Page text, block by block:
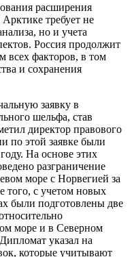
расширения
требует не
но и учета
Россия продолжит
всех факторов, в том
и сохранения
заявку в
шельфа, став
директор правового
по этой заявке были
На основе этих
разграничение
море с Норвегией за
того, с учетом новых
были подготовлены две
море и в Северном
указал на
которые учитывают